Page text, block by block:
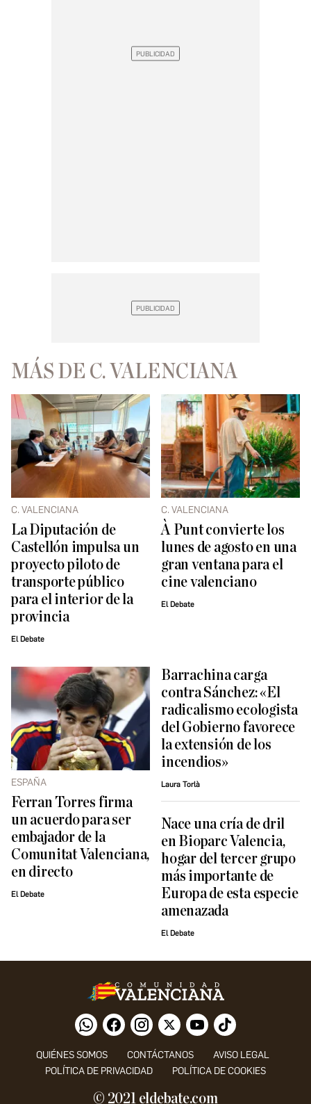
MÁS DE C. VALENCIANA
C. VALENCIANA
La Diputación de
Castellón impulsa un
proyecto piloto de
transporte público
para el interior de la
provincia
El Debate
C. VALENCIANA
À Punt convierte los
lunes de agosto en una
gran ventana para el
cine valenciano
El Debate
ESPAÑA
Ferran Torres firma
un acuerdo para ser
embajador de la
Comunitat Valenciana,
en directo
El Debate
Barrachina carga
contra Sánchez: «El
radicalismo ecologista
del Gobierno favorece
la extensión de los
incendios»
Laura Torlà
Nace una cría de dril
en Bioparc Valencia,
hogar del tercer grupo
más importante de
Europa de esta especie
amenazada
El Debate
QUIÉNES SOMOS CONTÁCTANOS
AVISO LEGAL
POLÍTICA DE PRIVACIDAD
POLÍTICA DE COOKIES
© 2021 eldebate.com